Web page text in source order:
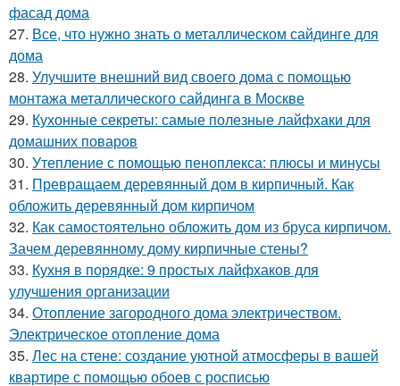
фасад дома
27. Все, что нужно знать о металлическом сайдинге для
дома
28. Улучшите внешний вид своего дома с помощью
монтажа металлического сайдинга в Москве
29. Кухонные секреты: самые полезные лайфхаки для
домашних поваров
30. Утепление с помощью пеноплекса: плюсы и минусы
31. Превращаем деревянный дом в кирпичный. Как
обложить деревянный дом кирпичом
32. Как самостоятельно обложить дом из бруса кирпичом.
Зачем деревянному дому кирпичные стены?
33. Кухня в порядке: 9 простых лайфхаков для
улучшения организации
34. Отопление загородного дома электричеством.
Электрическое отопление дома
35. Лес на стене: создание уютной атмосферы в вашей
квартире с помощью обоев с росписью